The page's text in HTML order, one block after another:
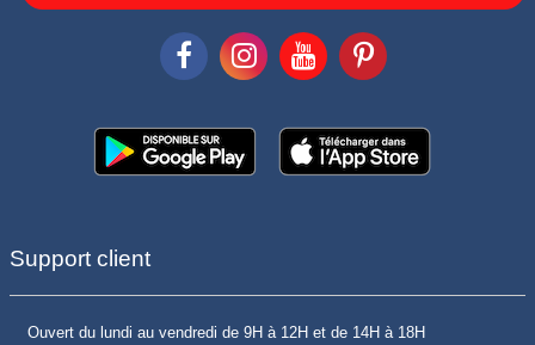
Support client
Ouvert du lundi au vendredi de 9H à 12H et de 14H à 18H